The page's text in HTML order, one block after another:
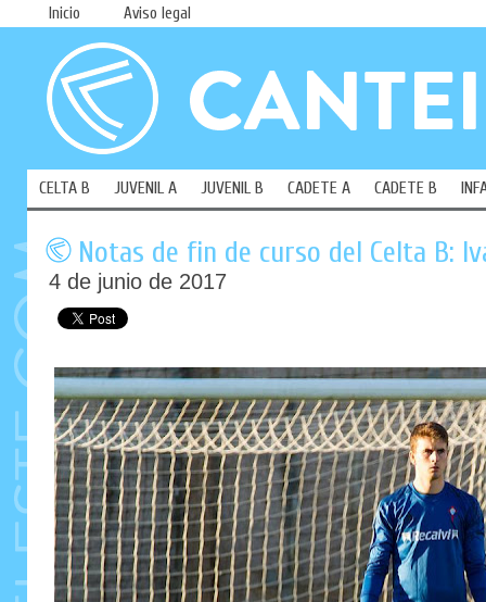
Inicio Aviso legal
CELTA B JUVENIL A JUVENIL B CADETE A CADETE B
Notas de fin de curso del Celta B:
4 de junio de 2017